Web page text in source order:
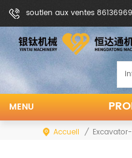
soutien aux ventes
MENU
Accueil /